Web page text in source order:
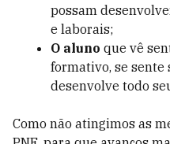
possam
e laborais;
O aluno que vê
formativo, se sente
desenvolve todo
Como não atingimos as